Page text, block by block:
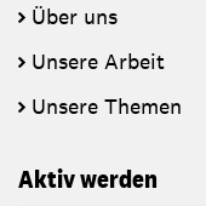
Über uns
Unsere Arbeit
Unsere Themen
Aktiv werden